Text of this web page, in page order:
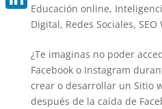
Educación online,
Digital, Redes Sociales, SEO
¿Te imaginas no poder
Facebook o Instagram
crear o desarrollar un Sitio
después de la caída de
LinkedIn